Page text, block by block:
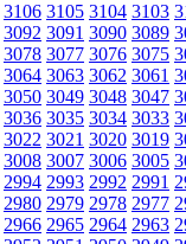
3106 3105 3104 3103
3092 3091 3090 3089
3078 3077 3076 3075
3064 3063 3062 3061
3050 3049 3048 3047
3036 3035 3034 3033
3022 3021 3020 3019
3008 3007 3006 3005
2994 2993 2992 2991
2980 2979 2978 2977
2966 2965 2964 2963